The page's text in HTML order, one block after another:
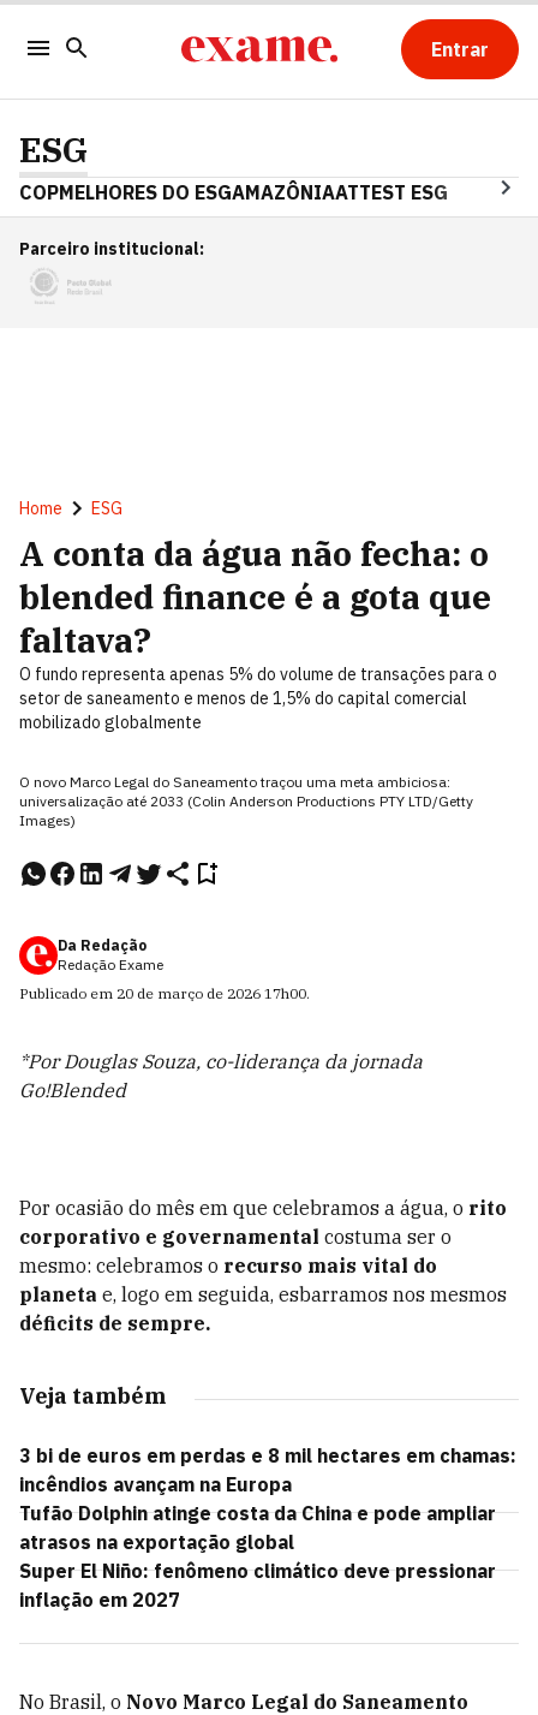
Entrar
ESG
COPMELHORES DO ESGAMAZÔNIAATTEST ESG
Parceiro institucional:
Home ESG
A conta da água não fecha: o
blended finance é a gota que
faltava?
O fundo representa apenas 5% do volume de transações para o
setor de saneamento e menos de 1,5% do capital comercial
mobilizado globalmente
O novo Marco Legal do Saneamento traçou uma meta ambiciosa:
universalização até 2033 (Colin Anderson Productions PTY LTD/Getty
Images)
Da Redação
Redação Exame
Publicado em 20 de março de 2026 17h00.
*Por Douglas Souza, co-liderança da jornada
Go!Blended
Por ocasião do mês em que celebramos a água, o rito
corporativo e governamental costuma ser o
mesmo: celebramos o recurso mais vital do
planeta e, logo em seguida, esbarramos nos mesmos
déficits de sempre.
Veja também
3 bi de euros em perdas e 8 mil hectares em chamas:
incêndios avançam na Europa
Tufão Dolphin atinge costa da China e pode ampliar
atrasos na exportação global
Super El Niño: fenômeno climático deve pressionar
inflação em 2027
No Brasil, o Novo Marco Legal do Saneamento